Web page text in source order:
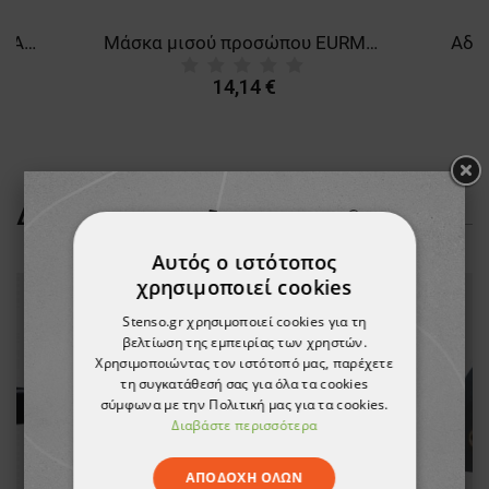
Καπέλο ασφαλείας DUIKER BLACK Μάσκα μισού προσώπου EURMASK UNO
14,14 €
ΔΕΊΤΕ ΠΕΡΙΣΣΌΤΕΡΑ
Αυτός ο ιστότοπος
χρησιμοποιεί cookies
Stenso.gr χρησιμοποιεί cookies για τη
βελτίωση της εμπειρίας των χρηστών.
Χρησιμοποιώντας τον ιστότοπό μας, παρέχετε
τη συγκατάθεσή σας για όλα τα cookies
σύμφωνα με την Πολιτική μας για τα cookies.
Διαβάστε περισσότερα
ΑΠΟΔΟΧΉ ΌΛΩΝ